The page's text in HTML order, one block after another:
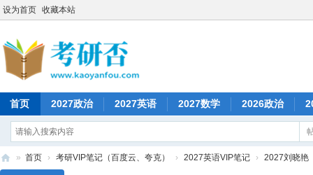
设为首页 收藏本站
首页 2027政治 2027英语 2027数学 2026政治
» 首页 › 考研VIP笔记（百度云、夸克） › 2027英语VIP笔记 › 2027刘晓艳